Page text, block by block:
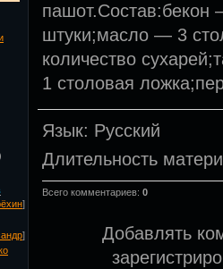
]
]
штуки;масло — 3
количество
1 столовая
Язык: Русский
Длительность
Всего комментариев: 0
Добавлять